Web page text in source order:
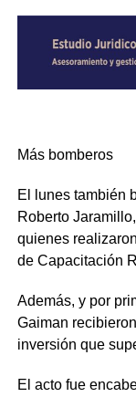
Más bomberos
El lunes también
Roberto
quienes
de Capacitación
Además, y por
Gaiman
inversión que
El acto fue